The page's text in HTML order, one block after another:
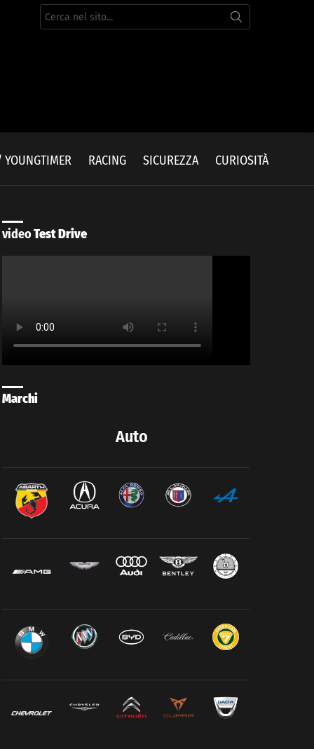
Cerca
per:
YOUNGTIMER RACING SICUREZZA CURIOSITÀ
videoTest Drive
Marchi
Auto